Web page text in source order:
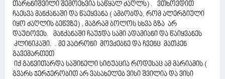
თარხნიშვილი შემოეხვია საწყალ ძაღლს) . ვთხოვდით
ჩაესვა მანქანაში და წაეყვანა ( ამბობდა, რომ ალერგიული
იყო ძაღლის ბეწვზე) , მაგრამ ბოლოს სხვა გზა არ
დაუტოვეს. მანქანაში ჩაუჯდა სამი ადამიანი და წაიყვანეს
კლინიკაში. . მე პატრონი მოვძებნე და ჩვენც მათკენ
გავემართეთ
იქ განვითარდა საშინელი სიტუაცია როდესაც ამ მარიამის (
გვარს ჯერჯერობით არ ვასახელებ ვისი შვილია და ვისი